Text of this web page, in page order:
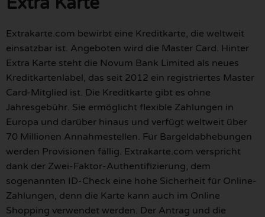
Extrakarte.com bewirbt eine Kreditkarte, die weltweit
einsatzbar ist. Angeboten wird die Master Card. Hinter
Extra Karte steht die Novum Bank Limited als neues
Kreditkartenlabel, das seit 2012 ein registriertes Master
Card-Mitglied ist. Die Kreditkarte gibt es ohne
Jahresgebühr. Sie ermöglicht flexible Zahlungen in
Europa und darüber hinaus und verfügt weltweit über
70 Millionen Annahmestellen. Für Bargeldabhebungen
werden Provisionen fällig. Extrakarte.com verspricht
dank der Zwei-Faktor-Authentifizierung, dem
sogenannten ID-Check eine hohe Sicherheit für Online-
Zahlungen, denn die Karte kann auch im Online
Shopping verwendet werden. Der Antrag und die